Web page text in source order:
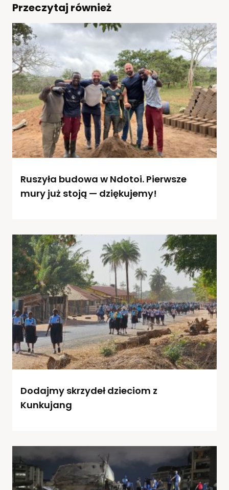
Przeczytaj również
Ruszyła budowa w Ndotoi. Pierwsze
mury już stoją — dziękujemy!
Dodajmy skrzydeł dzieciom z
Kunkujang